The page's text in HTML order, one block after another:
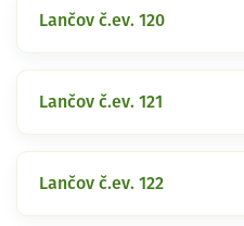
Lančov č.ev. 120
Lančov č.ev. 121
Lančov č.ev. 122